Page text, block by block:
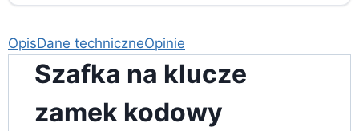
OpisDane techniczneOpinie
Szafka na klucze
zamek kodowy